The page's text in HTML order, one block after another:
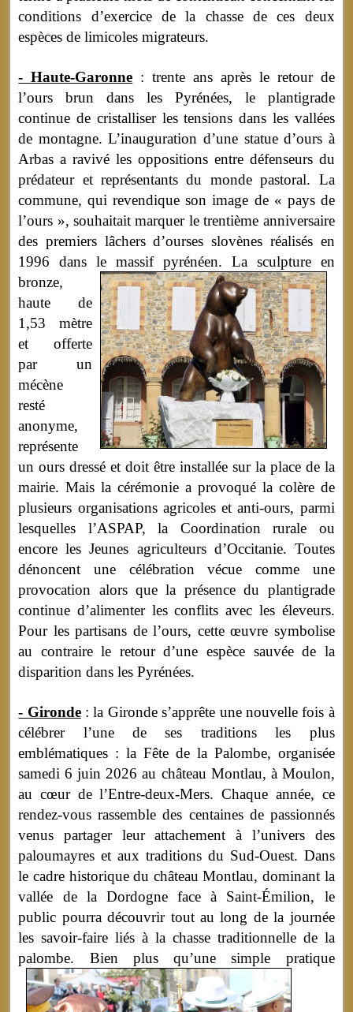
conditions d’exercice de la chasse de ces deux
espèces de limicoles migrateurs.
- Haute-Garonne : trente ans après le retour de
l’ours brun dans les Pyrénées, le plantigrade
continue de cristalliser les tensions dans les vallées
de montagne. L’inauguration d’une statue d’ours à
Arbas a ravivé les oppositions entre défenseurs du
prédateur et représentants du monde pastoral. La
commune, qui revendique son image de « pays de
l’ours », souhaitait marquer le trentième anniversaire
des premiers lâchers d’ourses slovènes réalisés en
1996 dans le massif pyrénéen. La sculpture en
bronze,
haute de
1,53 mètre
et offerte
par un
mécène
resté
anonyme,
représente
un ours dressé et doit être installée sur la place de la
mairie. Mais la cérémonie a provoqué la colère de
plusieurs organisations agricoles et anti-ours, parmi
lesquelles l’ASPAP, la Coordination rurale ou
encore les Jeunes agriculteurs d’Occitanie. Toutes
dénoncent une célébration vécue comme une
provocation alors que la présence du plantigrade
continue d’alimenter les conflits avec les éleveurs.
Pour les partisans de l’ours, cette œuvre symbolise
au contraire le retour d’une espèce sauvée de la
disparition dans les Pyrénées.
- Gironde: la Gironde s’apprête une nouvelle fois à
célébrer l’une de ses traditions les plus
emblématiques : la Fête de la Palombe, organisée
samedi 6 juin 2026 au château Montlau, à Moulon,
au cœur de l’Entre-deux-Mers. Chaque année, ce
rendez-vous rassemble des centaines de passionnés
venus partager leur attachement à l’univers des
paloumayres et aux traditions du Sud-Ouest. Dans
le cadre historique du château Montlau, dominant la
vallée de la Dordogne face à Saint-Émilion, le
public pourra découvrir tout au long de la journée
les savoir-faire liés à la chasse traditionnelle de la
palombe. Bien plus qu’une simple pratique